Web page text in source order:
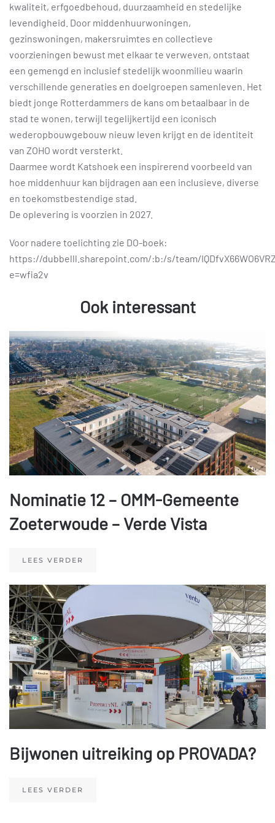
kwaliteit, erfgoedbehoud, duurzaamheid en stedelijke
levendigheid. Door middenhuurwoningen,
gezinswoningen, makersruimtes en collectieve
voorzieningen bewust met elkaar te verweven, ontstaat
een gemengd en inclusief stedelijk woonmilieu waarin
verschillende generaties en doelgroepen samenleven. Het
biedt jonge Rotterdammers de kans om betaalbaar in de
stad te wonen, terwijl tegelijkertijd een iconisch
wederopbouwgebouw nieuw leven krijgt en de identiteit
van ZOHO wordt versterkt.
Daarmee wordt Katshoek een inspirerend voorbeeld van
hoe middenhuur kan bijdragen aan een inclusieve, diverse
en toekomstbestendige stad.
De oplevering is voorzien in 2027.
Voor nadere toelichting zie DO-boek:
https://dubbelll.sharepoint.com/:b:/s/team/
e=wfia2v
Ook interessant
Nominatie 12 – OMM-Gemeente
Zoeterwoude – Verde Vista
LEES VERDER
Bijwonen uitreiking op PROVADA?
LEES VERDER